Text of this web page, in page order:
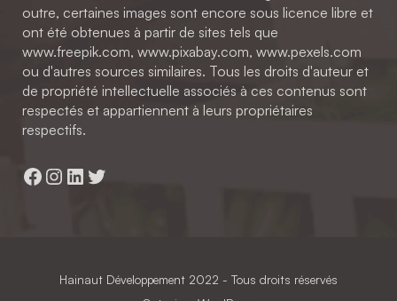
outre, certaines images sont encore sous licence libre et
ont été obtenues à partir de sites tels que
www.freepik.com, www.pixabay.com, www.pexels.com
ou d'autres sources similaires. Tous les droits d'auteur et
de propriété intellectuelle associés à ces contenus sont
respectés et appartiennent à leurs propriétaires
respectifs.
Facebook
Instagram
LinkedIn
Twitter
Hainaut Développement 2022 - Tous droits réservés